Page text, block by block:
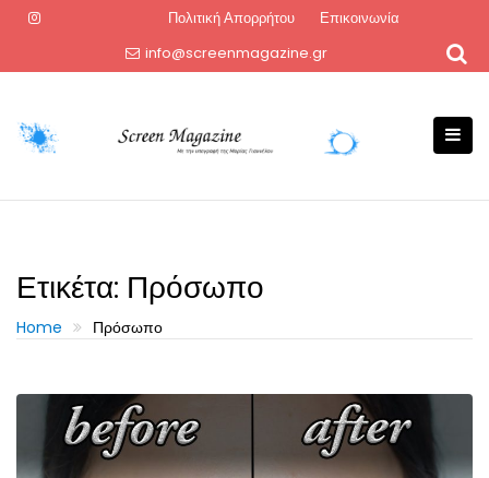
Πολιτική Απορρήτου
Επικοινωνία
info@screenmagazine.gr
Ετικέτα: Πρόσωπο
Home Πρόσωπο